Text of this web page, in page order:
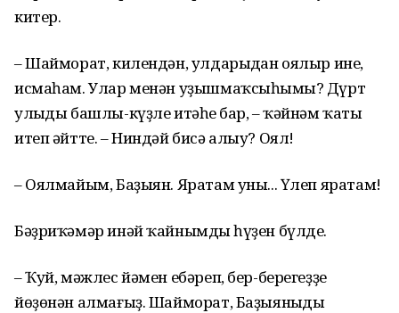
китер.
– Шайморат, килендән, улдарыңдан оялыр инең,
исмаһам. Улар менән уҙышмаҡсыһыңмы? Дүрт
улыңды башлы-күҙле итәһең бар, – ҡәйнәм ҡаты
итеп әйтте. – Ниндәй бисә алыу? Оял!
– Оялмайым, Баҙыян. Яратам уны... Үлеп яратам!
Бәҙриҡәмәр инәй ҡайнымдың һүҙен бүлде.
– Ҡуй, мәжлес йәмен ебәреп, бер-берегеҙҙең
йөҙөнән алмағыҙ. Шайморат, Баҙыяныңды